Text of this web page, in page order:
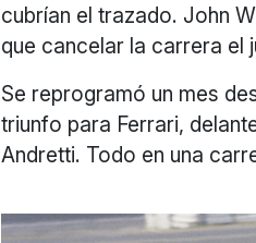
cubrían el trazado. John
que cancelar la carrera el
Se reprogramó un mes
triunfo para Ferrari,
Andretti. Todo en una